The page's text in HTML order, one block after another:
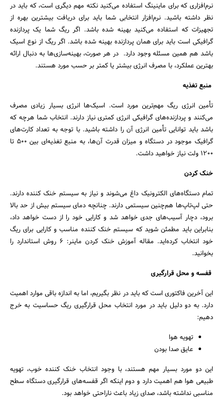
نرم‌افزاری که برای ماینینگ استفاده می‌کنید نکته مهم دیگری است، که باید در
نظر داشته باشید. نرم‌افزار انتخابی شما باید برای دریافت بیشترین بهره از
تجهیزات که استفاده می‌کنید بهینه شده باشد. اگر ریگ شما یک پردازنده
گرافیکی است باید برای همان پردازنده بهینه شده باشد. اگر ریگ از نوع اسیک
باشد هم همین مسئله وجود دارد. در هر صورت، بهینه‌سازی‌ها به دنبال ارائه
بهترین عملکرد، با مصرف انرژی بیشتر یا کمتر بر حسب مورد هستند.
منبع تغذیه
تأمین انرژی ریگ مهم‌ترین مورد است. اسیک‌ها انرژی بسیار زیادی مصرف
می‌کنند و پردازنده‌های گرافیکی انرژی کمتری نیاز دارند. انتخاب شما هرچه که
باشد باید توانایی تأمین انرژی آن را داشته باشید. با توجه به تعداد کارت‌های
گرافیک موجود در دستگاه و میزان قدرت آن‌ها، به منبع تغذیه‌ای بین ۵۰۰ تا
۱۲۰۰ ولت نیاز خواهید داشت.
خنک کردن
تمام دستگاه‌های الکترونیک داغ می‌شوند و نیاز به سیستم خنک کننده دارند.
حتی لپ‌تاپ‌ها هم‌چنین سیستمی دارند. چنانچه دمای سیستم بیش از حد بالا
برود، دچار آسیب‌های جدی خواهد شد و کارایی خود را از دست خواهد داد،
بنابراین باید مطمئن شوید که سیستم خنک کننده مناسب و کارایی برای ریگ
خود انتخاب کرده‌اید. مقاله آموزش خنک کردن ماینر: ۶ روش استاندارد را
بخوانید.
قفسه و محل قرارگیری
این آخرین فاکتوری است که باید در نظر بگیریم، اما به اندازه باقی موارد اهمیت
دارد. به دو دلیل باید در مورد انتخاب محل قرارگیری ریگ حساسیت به خرج
دهیم:
تهویه هوا
عایق صدا بودن
این دو مورد بسیار مهم هستند، با وجود انتخاب خنک کننده خوب، تهویه
طبیعی هوا هم اهمیت دارد و دوم اینکه اگر قفسه‌های قرارگیری دستگاه سطح
مناسبی نداشته باشد، صدای زیاد باعث ناراحتی خواهد بود.